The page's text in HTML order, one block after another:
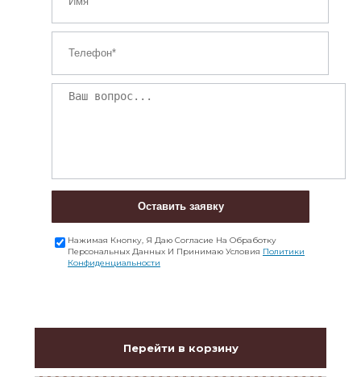
Оставить заявку
Нажимая Кнопку, Я Даю Согласие На Обработку
Персональных Данных И Принимаю Условия Политики
Конфиденциальности
Перейти в корзину